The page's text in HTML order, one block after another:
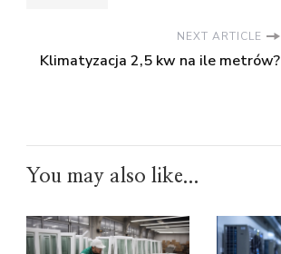
NEXT ARTICLE
Klimatyzacja 2,5 kw na ile metrów?
You may also like...